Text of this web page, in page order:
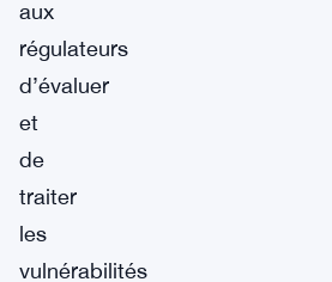
aux
régulateurs
d’évaluer
et
de
traiter
les
vulnérabilités